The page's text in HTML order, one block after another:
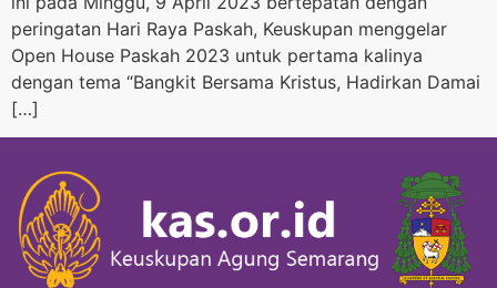
peringatan Hari Raya Paskah, Keuskupan menggelar
Open House Paskah 2023 untuk pertama kalinya
dengan tema “Bangkit Bersama Kristus, Hadirkan Damai
[…]